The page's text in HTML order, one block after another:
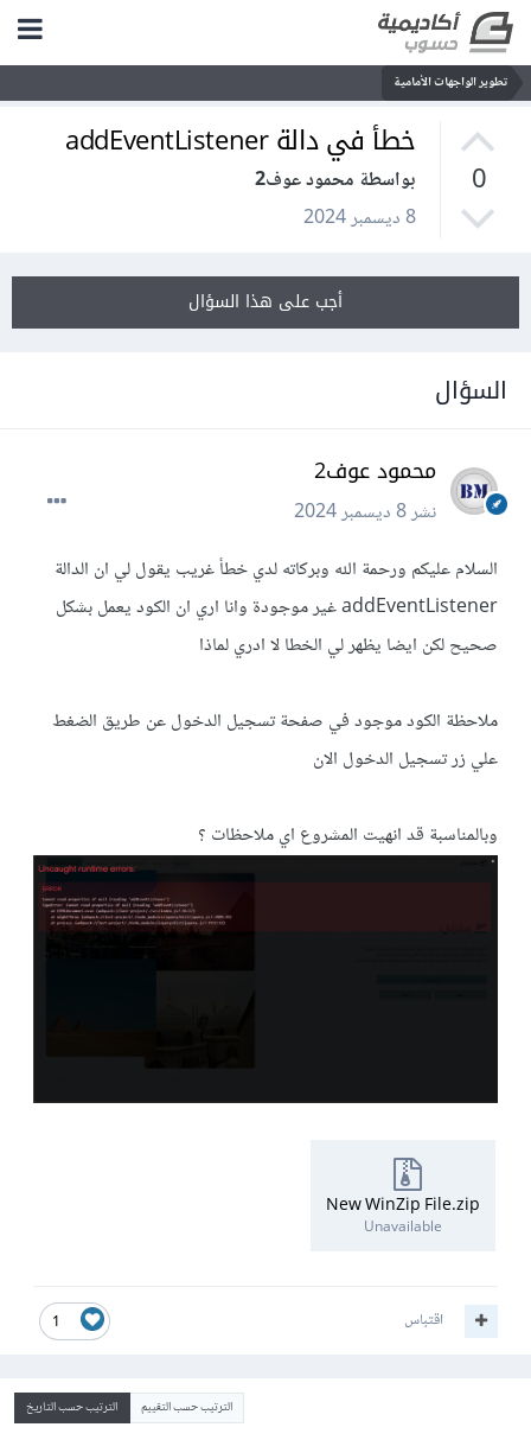
تطوير الواجهات الأمامية
0
خطأ في دالة addEventListener
بواسطة محمود عوف2
8 ديسمبر 2024
أجب على هذا السؤال
السؤال
محمود عوف2
نشر8 ديسمبر 2024
السلام عليكم ورحمة الله وبركاته لدي خطأ غريب يقول لي ان الدالة
addEventListener غير موجودة وانا اري ان الكود يعمل بشكل
صحيح لكن ايضا يظهر لي الخطا لا ادري لماذا
ملاحظة الكود موجود في صفحة تسجيل الدخول عن طريق الضغط
علي زر تسجيل الدخول الان
وبالمناسبة قد انهيت المشروع اي ملاحظات ؟
New WinZip File.zip
Unavailable
1 اقتباس
الترتيب حسب التقييم الترتيب حسب التاريخ